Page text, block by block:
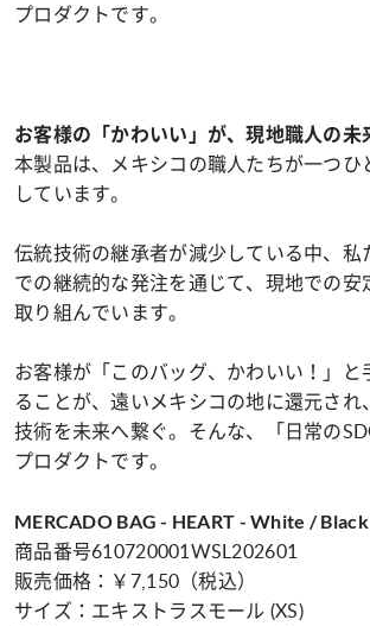
プロダクトです。
お客様の「かわいい」が、現地職人の未
本製品は、メキシコの職人たちが一つひ
しています。
伝統技術の継承者が減少している中、私
での継続的な発注を通じて、現地での安
取り組んでいます。
お客様が「このバッグ、かわいい！」と
ることが、遠いメキシコの地に還元され
技術を未来へ繋ぐ。そんな、「日常の
プロダクトです。
MERCADO BAG - HEART - White / Black
商品番号610720001WSL202601
販売価格：￥7,150（税込）
サイズ：エキストラスモール (XS)